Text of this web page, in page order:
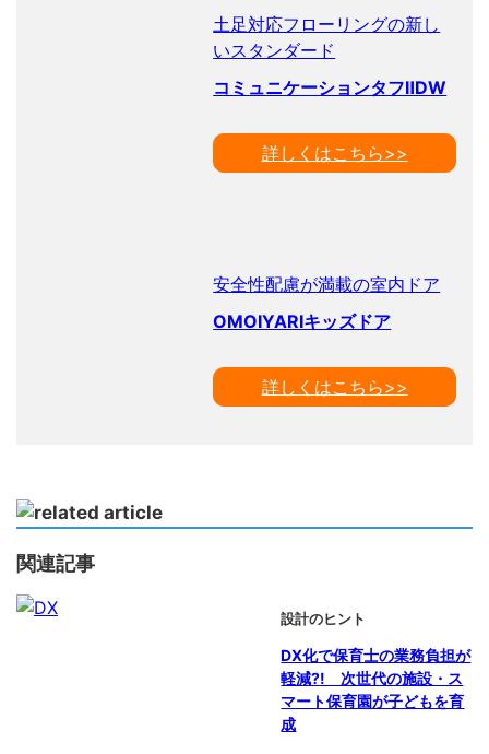
土足対応フローリングの新し
いスタンダード
コミュニケーションタフⅡDW
詳しくはこちら>>
安全性配慮が満載の室内ドア
OMOIYARIキッズドア
詳しくはこちら>>
関連記事
設計のヒント
DX化で保育士の業務負担が
軽減?! 次世代の施設・ス
マート保育園が子どもを育
成